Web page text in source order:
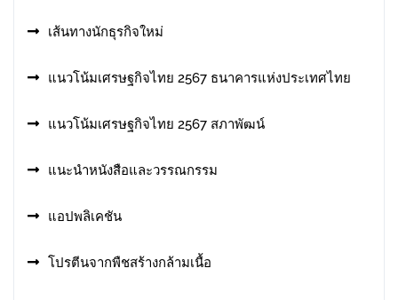
เส้นทางนักธุรกิจใหม่
แนวโน้มเศรษฐกิจไทย 2567 ธนาคารแห่งประเทศไทย
แนวโน้มเศรษฐกิจไทย 2567 สภาพัฒน์
แนะนำหนังสือและวรรณกรรม
แอปพลิเคชัน
โปรตีนจากพืชสร้างกล้ามเนื้อ